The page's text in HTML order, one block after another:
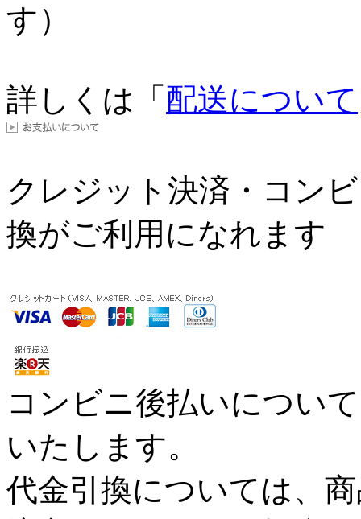
す）
詳しくは「 配送について
クレジット決済・コン
換がご利用になれます
コンビニ後払いについ
いたします。
代金引換については、